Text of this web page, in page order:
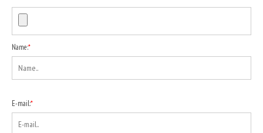
Name:*
E-mail:*